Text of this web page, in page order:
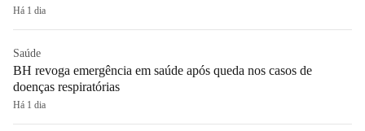
Há 1 dia
Saúde
BH revoga emergência em saúde após queda nos casos de
doenças respiratórias
Há 1 dia